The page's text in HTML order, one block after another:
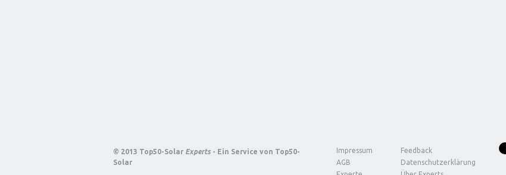
© 2013 Top50-Solar Experts - Ein Service von Top50-
Solar
Impressum
Feedback
AGB
Datenschutzerklärung